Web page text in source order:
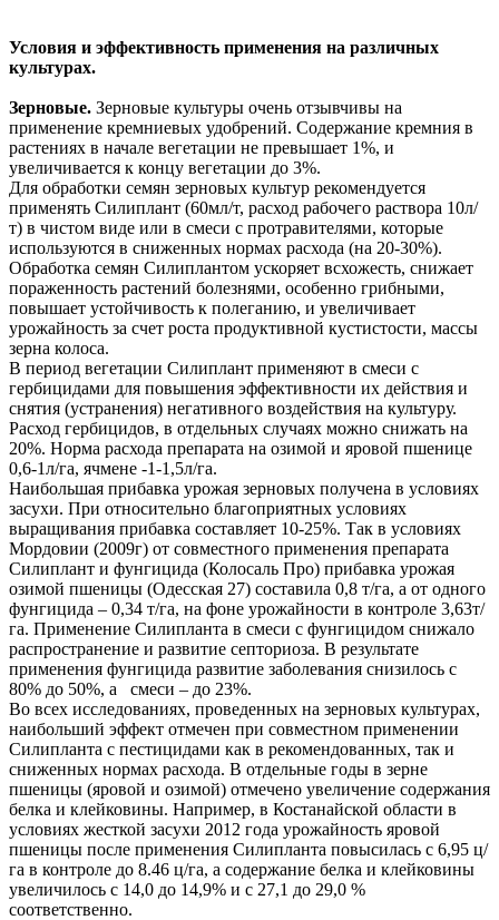
Условия и эффективность применения на различных
культурах.
Зерновые. Зерновые культуры очень отзывчивы на
применение кремниевых удобрений. Содержание кремния в
растениях в начале вегетации не превышает 1%, и
увеличивается к концу вегетации до 3%.
Для обработки семян зерновых культур рекомендуется
применять Силиплант (60мл/т, расход рабочего раствора 10л/
т) в чистом виде или в смеси с протравителями, которые
используются в сниженных нормах расхода (на 20-30%).
Обработка семян Силиплантом ускоряет всхожесть, снижает
пораженность растений болезнями, особенно грибными,
повышает устойчивость к полеганию, и увеличивает
урожайность за счет роста продуктивной кустистости, массы
зерна колоса.
В период вегетации Силиплант применяют в смеси с
гербицидами для повышения эффективности их действия и
снятия (устранения) негативного воздействия на культуру.
Расход гербицидов, в отдельных случаях можно снижать на
20%. Норма расхода препарата на озимой и яровой пшенице
0,6-1л/га, ячмене -1-1,5л/га.
Наибольшая прибавка урожая зерновых получена в условиях
засухи. При относительно благоприятных условиях
выращивания прибавка составляет 10-25%. Так в условиях
Мордовии (2009г) от совместного применения препарата
Силиплант и фунгицида (Колосаль Про) прибавка урожая
озимой пшеницы (Одесская 27) составила 0,8 т/га, а от одного
фунгицида – 0,34 т/га, на фоне урожайности в контроле 3,63т/
га. Применение Силипланта в смеси с фунгицидом снижало
распространение и развитие септориоза. В результате
применения фунгицида развитие заболевания снизилось с
80% до 50%, а смеси – до 23%.
Во всех исследованиях, проведенных на зерновых культурах,
наибольший эффект отмечен при совместном применении
Силипланта с пестицидами как в рекомендованных, так и
сниженных нормах расхода. В отдельные годы в зерне
пшеницы (яровой и озимой) отмечено увеличение содержания
белка и клейковины. Например, в Костанайской области в
условиях жесткой засухи 2012 года урожайность яровой
пшеницы после применения Силипланта повысилась с 6,95 ц/
га в контроле до 8.46 ц/га, а содержание белка и клейковины
увеличилось с 14,0 до 14,9% и с 27,1 до 29,0 %
соответственно.